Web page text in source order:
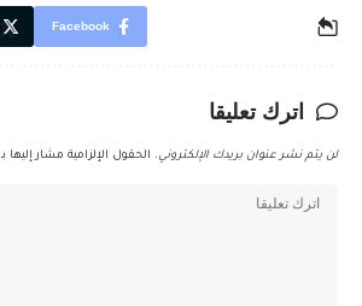
Facebook
اترك تعليقا
لن يتم نشر عنوان بريدك الإلكتروني. الحقول الإلزامية مشار إليها بـ